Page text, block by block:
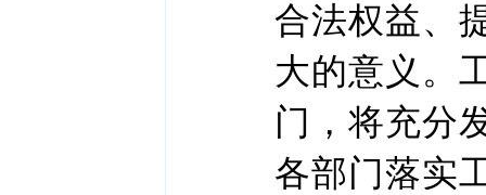
合法权益、
大的意义。
门，将充分
各部门落实